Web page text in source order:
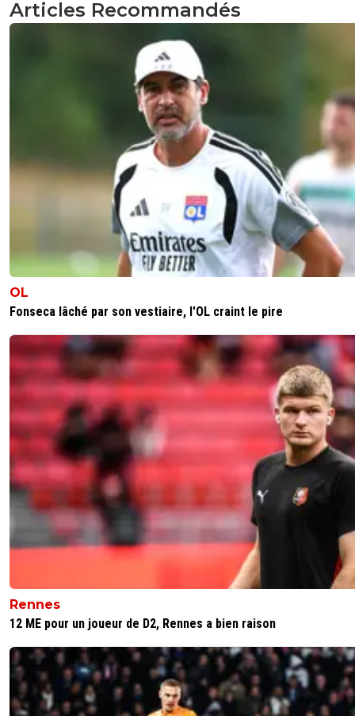
Articles Recommandés
OL
Fonseca lâché par son vestiaire, l'OL craint le pire
Rennes
12 ME pour un joueur de D2, Rennes a bien raison